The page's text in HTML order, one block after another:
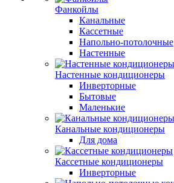
Фанкойлы
Канальные
Кассетные
Напольно-потолочные
Настенные
Настенные кондиционеры
Инверторные
Бытовые
Маленькие
Канальные кондиционеры
Для дома
Кассетные кондиционеры
Инверторные